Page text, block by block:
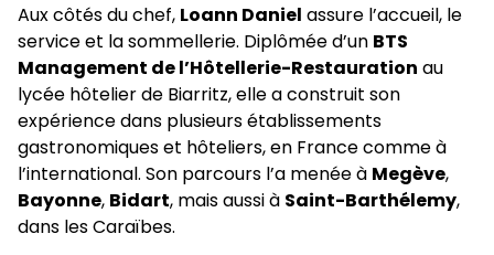
Aux côtés du chef, Loann Daniel assure l’accueil, le
service et la sommellerie. Diplômée d’un BTS
Management de l’Hôtellerie-Restauration au
lycée hôtelier de Biarritz, elle a construit son
expérience dans plusieurs établissements
gastronomiques et hôteliers, en France comme à
l’international. Son parcours l’a menée à Megève,
Bayonne, Bidart, mais aussi à Saint-Barthélemy,
dans les Caraïbes.